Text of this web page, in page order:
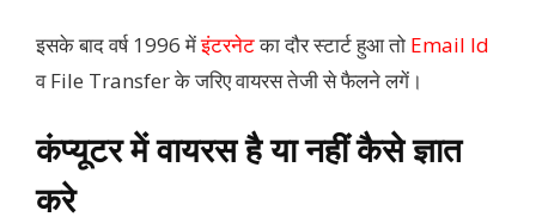
इसके बाद वर्ष 1996 मेंइंटरनेटका दौर स्टार्ट हुआ तो Email Id
व File Transfer के जरिए वायरस तेजी से फैलने लगें।
कंप्यूटर में वायरस है या नहीं कैसे ज्ञात
करे